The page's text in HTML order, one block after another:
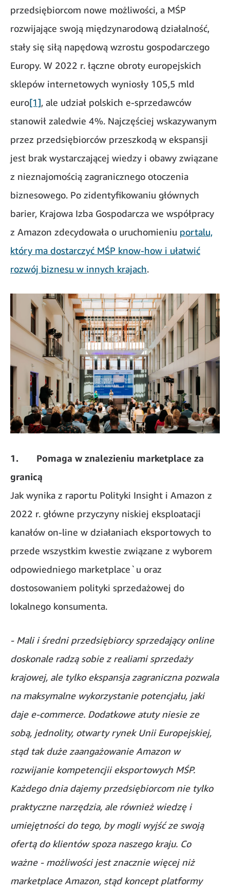
przedsiębiorcom nowe możliwości, a MŚP
rozwijające swoją międzynarodową działalność,
stały się siłą napędową wzrostu gospodarczego
Europy. W 2022 r. łączne obroty europejskich
sklepów internetowych wyniosły 105,5 mld
euro[1], ale udział polskich e-sprzedawców
stanowił zaledwie 4%. Najczęściej wskazywanym
przez przedsiębiorców przeszkodą w ekspansji
jest brak wystarczającej wiedzy i obawy związane
z nieznajomością zagranicznego otoczenia
biznesowego. Po zidentyfikowaniu głównych
barier, Krajowa Izba Gospodarcza we współpracy
z Amazon zdecydowała o uruchomieniu portalu,
który ma dostarczyć MŚP know-how i ułatwić
rozwój biznesu w innych krajach.
1. Pomaga w znalezieniu marketplace za
granicą
Jak wynika z raportu Polityki Insight i Amazon z
2022 r. główne przyczyny niskiej eksploatacji
kanałów on-line w działaniach eksportowych to
przede wszystkim kwestie związane z wyborem
odpowiedniego marketplace`u oraz
dostosowaniem polityki sprzedażowej do
lokalnego konsumenta.
- Mali i średni przedsiębiorcy sprzedający online
doskonale radzą sobie z realiami sprzedaży
krajowej, ale tylko ekspansja zagraniczna pozwala
na maksymalne wykorzystanie potencjału, jaki
daje e-commerce. Dodatkowe atuty niesie ze
sobą, jednolity, otwarty rynek Unii Europejskiej,
stąd tak duże zaangażowanie Amazon w
rozwijanie kompetencjii eksportowych MŚP.
Każdego dnia dajemy przedsiębiorcom nie tylko
praktyczne narzędzia, ale również wiedzę i
umiejętności do tego, by mogli wyjść ze swoją
ofertą do klientów spoza naszego kraju. Co
ważne - możliwości jest znacznie więcej niż
marketplace Amazon, stąd koncept platformy